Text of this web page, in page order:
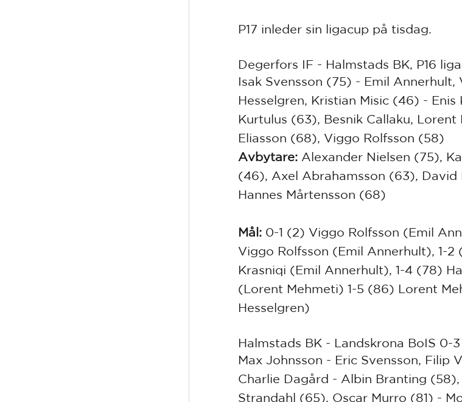
P17 inleder sin ligacup på tisdag.
Degerfors IF - Halmstads BK, P16
Isak Svensson (75) - Emil
Hesselgren, Kristian Misic (46) - Enis
Kurtulus (63), Besnik Callaku, Lorent
Eliasson (68), Viggo Rolfsson (58)
Avbytare: Alexander Nielsen (75),
(46), Axel Abrahamsson (63), David
Hannes Mårtensson (68)
Mål: 0-1 (2) Viggo Rolfsson (Emil
Viggo Rolfsson (Emil Annerhult), 1-2
Krasniqi (Emil Annerhult), 1-4 (78)
(Lorent Mehmeti) 1-5 (86) Lorent
Hesselgren)
Halmstads BK - Landskrona BoIS 0-
Max Johnsson - Eric Svensson, Filip
Charlie Dagård - Albin Branting (58),
Strandahl (65), Oscar Murro (81) -